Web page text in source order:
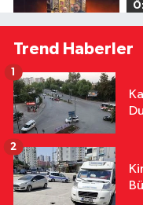
Trend Haberler
1
2